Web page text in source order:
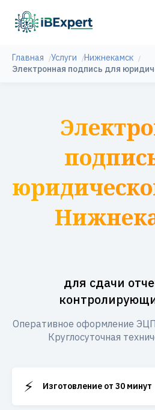
Главная Услуги
Нижнекамск
Электронная подпись для
для сдачи
Оперативное оформление
Круглосуточная
⚡ Изготовление от 30 минут